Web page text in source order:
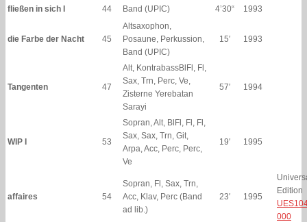
fließen in sich I 44 Band (UPIC) 4’30“ 1993
die Farbe der Nacht 45
Altsaxophon,
Posaune, Perkussion,
Band (UPIC)
15′ 1993
Tangenten 47
Alt, KontrabassBlFl, Fl,
Sax, Trn, Perc, Ve,
Zisterne Yerebatan
Sarayi
57′ 1994
WIP I 53
Sopran, Alt, BlFl, Fl, Fl,
Sax, Sax, Trn, Git,
Arpa, Acc, Perc, Perc,
Ve
19′ 1995
affaires 54
Sopran, Fl, Sax, Trn,
Acc, Klav, Perc (Band
ad lib.)
23′ 1995
Edition
000